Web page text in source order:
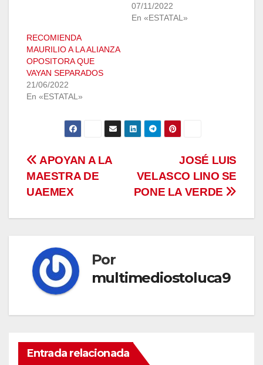
07/11/2022
En «ESTATAL»
RECOMIENDA
MAURILIO A LA ALIANZA
OPOSITORA QUE
VAYAN SEPARADOS
21/06/2022
En «ESTATAL»
Navegación
de
entradas
JOSÉ LUIS
VELASCO LINO SE
PONE LA VERDE
APOYAN A LA
MAESTRA DE
UAEMEX
Por
multimediostoluca9
Entrada relacionada